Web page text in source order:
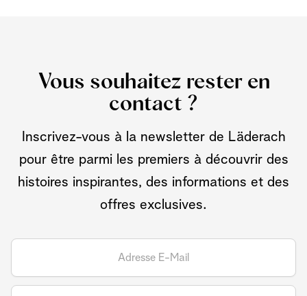
Vous souhaitez rester en
contact ?
Inscrivez-vous à la newsletter de Läderach
pour être parmi les premiers à découvrir des
histoires inspirantes, des informations et des
offres exclusives.